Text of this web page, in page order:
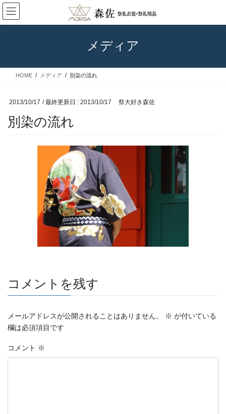
コ
ン
テ
移
ナ
ビ
ゲ
ン
メディア
HOME メディア 別染の流れ
2013/10/17 / 最終更新日 : 2013/10/17 祭大好き森佐
別染の流れ
コメントを残す
メールアドレスが公開されることはありません。 ※ が付いている
欄は必須項目です
コメント ※
も数多くいただいております。場を盛り上げ、効果的な宣伝ツール
としてご活用下さい。
◆エリアでみる石川のお祭り